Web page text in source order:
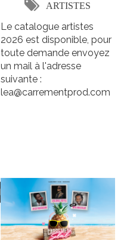
ARTISTES
Le catalogue artistes
2026 est disponible, pour
toute demande envoyez
un mail à l'adresse
suivante :
lea@carrementprod.com